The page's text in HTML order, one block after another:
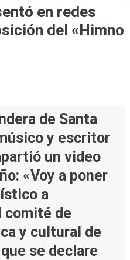
en redes
del «Himno
de Santa
y escritor
un video
«Voy a poner
a
comité de
y cultural de
se declare